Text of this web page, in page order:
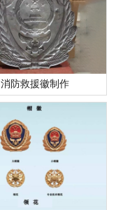
消防救援徽制作